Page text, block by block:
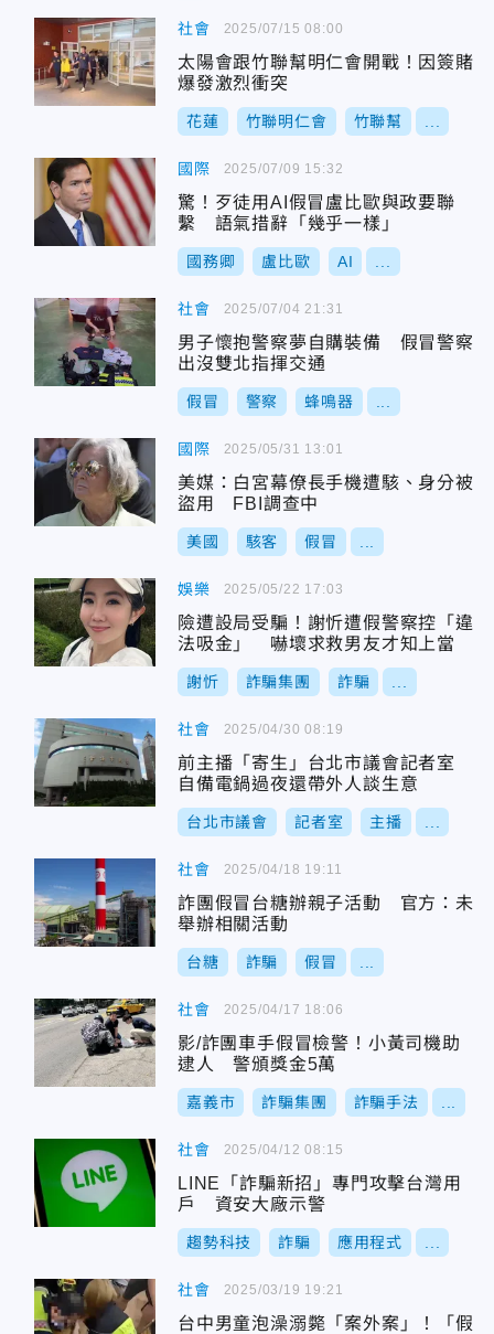
社會
太陽會跟竹聯幫明仁會開戰！因簽賭
爆發激烈衝突
花蓮 竹聯明仁會 竹聯幫
2025/07/15 08:00
國際
驚！歹徒用AI假冒盧比歐與政要聯
繫 語氣措辭「幾乎一樣」
國務卿 盧比歐 AI
2025/07/09 15:32
社會
男子懷抱警察夢自購裝備 假冒警察
出沒雙北指揮交通
假冒 警察 蜂鳴器
2025/07/04 21:31
國際
美媒：白宮幕僚長手機遭駭、身分被
盜用 FBI調查中
美國 駭客 假冒
2025/05/31 13:01
娛樂
險遭設局受騙！謝忻遭假警察控「違
法吸金」 嚇壞求救男友才知上當
謝忻 詐騙集團 詐騙
2025/05/22 17:03
社會
前主播「寄生」台北市議會記者室
自備電鍋過夜還帶外人談生意
台北市議會 記者室 主播
2025/04/30 08:19
社會
詐團假冒台糖辦親子活動 官方：未
舉辦相關活動
台糖 詐騙 假冒
2025/04/18 19:11
社會
影/詐團車手假冒檢警！小黃司機助
逮人 警頒獎金5萬
嘉義市 詐騙集團 詐騙手法
2025/04/17 18:06
社會
LINE「詐騙新招」專門攻擊台灣用
戶 資安大廠示警
趨勢科技 詐騙 應用程式
2025/04/12 08:15
社會
台中男童泡澡溺斃「案外案」！「假
2025/03/19 19:21